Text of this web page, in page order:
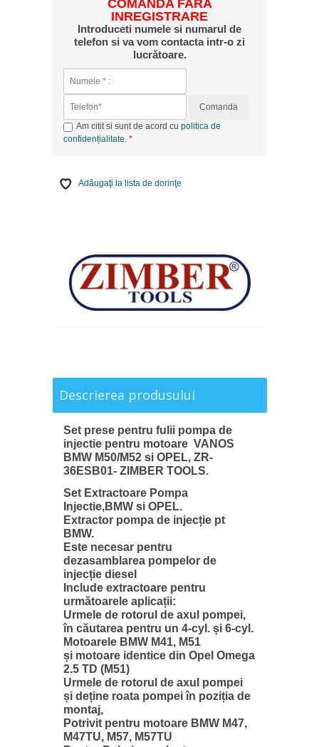
COMANDA FARA
INREGISTRARE
Introduceti numele si numarul de
telefon si va vom contacta intr-o zi
lucrătoare.
Comanda
Am citit si sunt de acord cu politica de
confidențialitate.
Adăugaţi la lista de dorinţe
Descrierea produsului
Set prese pentru fulii pompa de
injectie pentru motoare VANOS
BMW M50/M52 si OPEL, ZR-
36ESB01- ZIMBER TOOLS.
Set Extractoare Pompa
Injectie,BMW si OPEL.
Extractor pompa de injecție pt
BMW.
Este necesar pentru
dezasamblarea pompelor de
injecție diesel
Include extractoare pentru
următoarele aplicații:
Urmele de rotorul de axul pompei,
în căutarea pentru un 4-cyl. și 6-cyl.
Motoarele BMW M41, M51
și motoare identice din Opel Omega
2.5 TD (M51)
Urmele de rotorul de axul pompei
și deține roata pompei în poziția de
montaj,
Potrivit pentru motoare BMW M47,
M47TU, M57, M57TU